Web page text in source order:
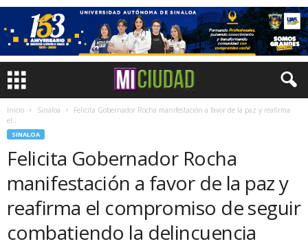
Inicio Sinaloa
Felicita Gobernador Rocha manifestación a favor de la paz y reafirma
el...
SINALOA
Felicita Gobernador Rocha
manifestación a favor de la paz y
reafirma el compromiso de seguir
combatiendo la delincuencia